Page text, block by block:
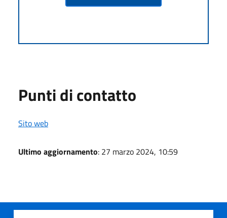
Punti di contatto
Sito web
Ultimo aggiornamento: 27 marzo 2024, 10:59